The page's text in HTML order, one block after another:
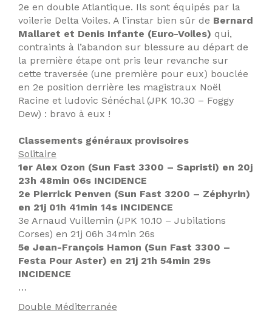
2e en double Atlantique. Ils sont équipés par la
voilerie Delta Voiles. A l’instar bien sûr de Bernard
Mallaret et Denis Infante (Euro-Voiles) qui,
contraints à l’abandon sur blessure au départ de
la première étape ont pris leur revanche sur
cette traversée (une première pour eux) bouclée
en 2e position derrière les magistraux Noël
Racine et ludovic Sénéchal (JPK 10.30 – Foggy
Dew) : bravo à eux !
Classements généraux provisoires
Solitaire
1er Alex Ozon (Sun Fast 3300 – Sapristi) en 20j
23h 48min 06s INCIDENCE
2e Pierrick Penven (Sun Fast 3200 – Zéphyrin)
en 21j 01h 41min 14s INCIDENCE
3e Arnaud Vuillemin (JPK 10.10 – Jubilations
Corses) en 21j 06h 34min 26s
5e Jean-François Hamon (Sun Fast 3300 –
Festa Pour Aster) en 21j 21h 54min 29s
INCIDENCE
…
Double Méditerranée